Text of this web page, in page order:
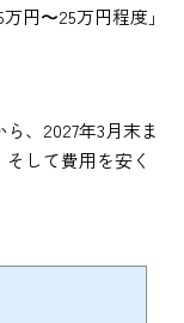
円〜25万円程度」
、2027年3月末ま
そして費用を安く